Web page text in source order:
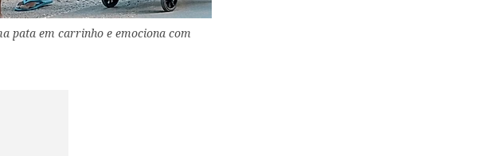
pata em carrinho e emociona com